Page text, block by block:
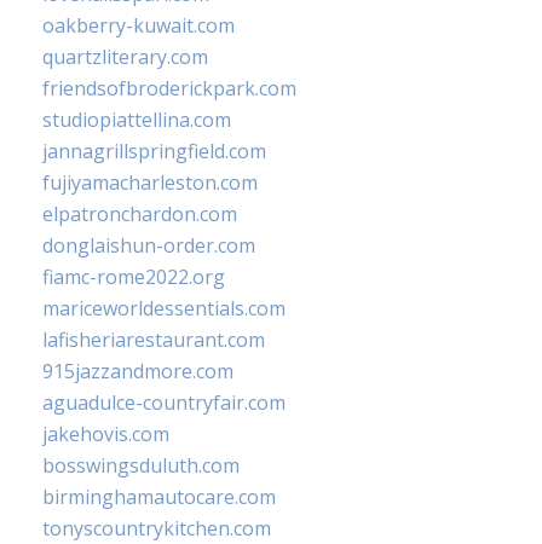
oakberry-kuwait.com
quartzliterary.com
friendsofbroderickpark.com
studiopiattellina.com
jannagrillspringfield.com
fujiyamacharleston.com
elpatronchardon.com
donglaishun-order.com
fiamc-rome2022.org
mariceworldessentials.com
lafisheriarestaurant.com
915jazzandmore.com
aguadulce-countryfair.com
jakehovis.com
bosswingsduluth.com
birminghamautocare.com
tonyscountrykitchen.com